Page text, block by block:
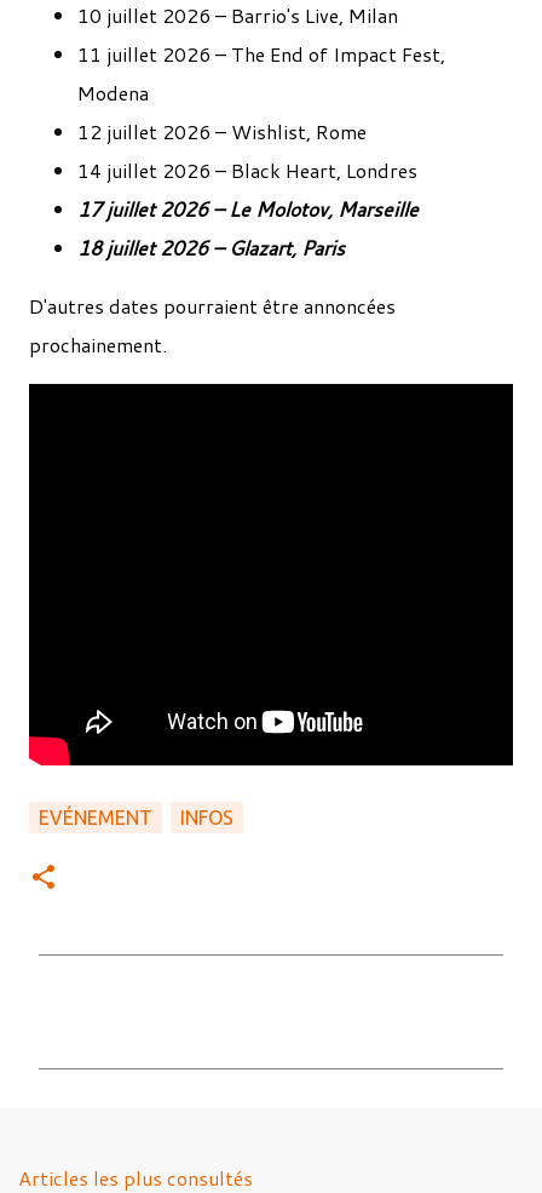
10 juillet 2026 – Barrio's Live, Milan
11 juillet 2026 – The End of Impact Fest,
Modena
12 juillet 2026 – Wishlist, Rome
14 juillet 2026 – Black Heart, Londres
17 juillet 2026 – Le Molotov, Marseille
18 juillet 2026 – Glazart, Paris
D'autres dates pourraient être annoncées
prochainement.
EVÉNEMENT INFOS
Articles les plus consultés